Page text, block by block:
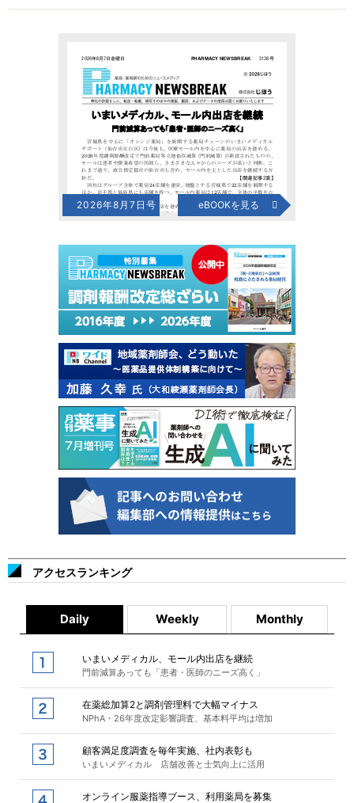
2026年8月7日号 eBOOKを見る
アクセスランキング
Daily Weekly Monthly
いまいメディカル、モール内出店を継続
門前減算あっても「患者・医師のニーズ高く」
在薬総加算2と調剤管理料で大幅マイナス
NPhA・26年度改定影響調査、基本料平均は増加
顧客満足度調査を毎年実施、社内表彰も
いまいメディカル 店舗改善と士気向上に活用
オンライン服薬指導ブース、利用薬局を募集